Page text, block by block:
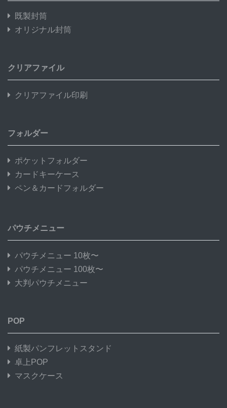
既製封筒
オリジナル封筒
クリアファイル
クリアファイル印刷
フォルダー
ポケットフォルダー
カードキーケース
ペン＆カードフォルダー
パウチメニュー
パウチメニュー 10枚〜
パウチメニュー 100枚〜
大判パウチメニュー
POP
紙製パンフレットスタンド
卓上POP
マスクケース